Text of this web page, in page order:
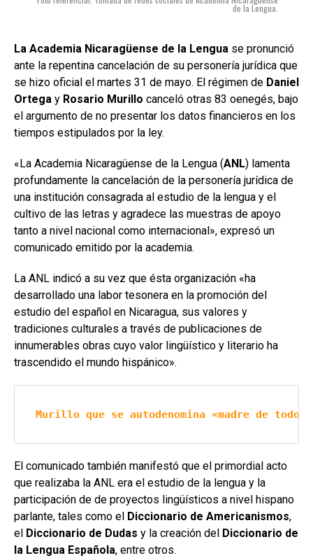
de la Lengua.
La Academia Nicaragüense de la Lengua se pronunció
ante la repentina cancelación de su personería jurídica que
se hizo oficial el martes 31 de mayo. El régimen de Daniel
Ortega y Rosario Murillo canceló otras 83 oenegés, bajo
el argumento de no presentar los datos financieros en los
tiempos estipulados por la ley.
«La Academia Nicaragüense de la Lengua (ANL) lamenta
profundamente la cancelación de la personería jurídica de
una institución consagrada al estudio de la lengua y el
cultivo de las letras y agradece las muestras de apoyo
tanto a nivel nacional como internacional», expresó un
comunicado emitido por la academia.
La ANL indicó a su vez que ésta organización «ha
desarrollado una labor tesonera en la promoción del
estudio del español en Nicaragua, sus valores y
tradiciones culturales a través de publicaciones de
innumerables obras cuyo valor lingüístico y literario ha
trascendido el mundo hispánico».
Murillo que se autodenomina «madre de
El comunicado también manifestó que el primordial acto
que realizaba la ANL era el estudio de la lengua y la
participación de de proyectos lingüísticos a nivel hispano
parlante, tales como el Diccionario de Americanismos,
el Diccionario de Dudas y la creación del Diccionario de
la Lengua Española, entre otros.